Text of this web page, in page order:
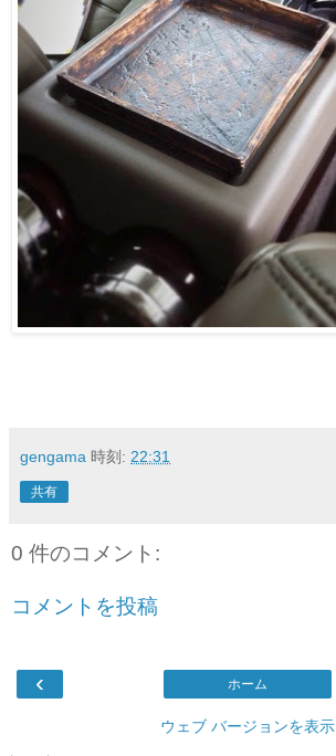
gengama 時刻: 22:31
共有
0 件のコメント:
コメントを投稿
‹ ホーム
ウェブ バージョンを表示